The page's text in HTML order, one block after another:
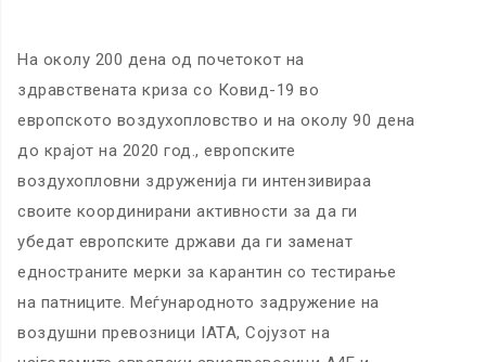
На околу 200 дена од почетокот на
здравствената криза со Ковид-19 во
европското воздухопловство и на околу 90 дена
до крајот на 2020 год., европските
воздухопловни здруженија ги интензивираа
своите координирани активности за да ги
убедат европските држави да ги заменат
едностраните мерки за карантин со тестирање
на патниците. Меѓународното задружение на
воздушни превозници IATA, Сојузот на